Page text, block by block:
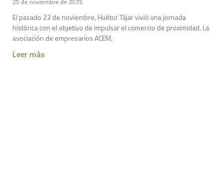
El pasado 22 de noviembre, Huétor Tájar vivió una jornada
histórica con el objetivo de impulsar el comercio de proximidad. La
asociación de empresarios ACEM,
Leer más